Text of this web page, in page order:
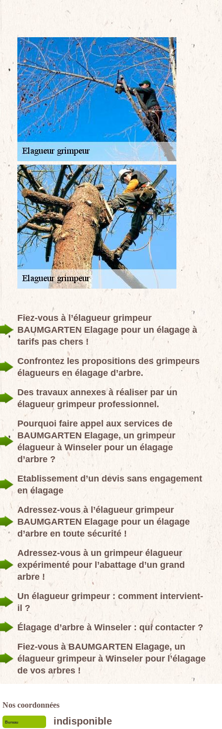
Fiez-vous à l’élagueur grimpeur
BAUMGARTEN Elagage pour un élagage à
tarifs pas chers !
Confrontez les propositions des grimpeurs
élagueurs en élagage d’arbre.
Des travaux annexes à réaliser par un
élagueur grimpeur professionnel.
Pourquoi faire appel aux services de
BAUMGARTEN Elagage, un grimpeur
élagueur à Winseler pour un élagage
d’arbre ?
Etablissement d’un devis sans engagement
en élagage
Adressez-vous à l’élagueur grimpeur
BAUMGARTEN Elagage pour un élagage
d’arbre en toute sécurité !
Adressez-vous à un grimpeur élagueur
expérimenté pour l’abattage d’un grand
arbre !
Un élagueur grimpeur : comment intervient-
il ?
Élagage d’arbre à Winseler : qui contacter ?
Fiez-vous à BAUMGARTEN Elagage, un
élagueur grimpeur à Winseler pour l’élagage
de vos arbres !
Nos coordonnées
Bureau indisponible